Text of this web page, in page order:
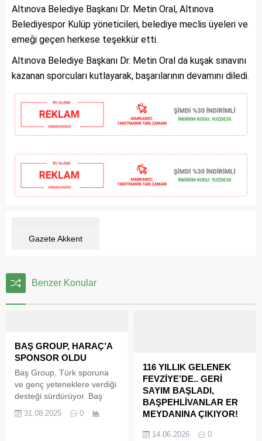
Altınova Belediye Başkanı Dr. Metin Oral, Altınova
Belediyespor Kulüp yöneticileri, belediye meclis üyeleri ve
emeği geçen herkese teşekkür etti.
Altınova Belediye Başkanı Dr. Metin Oral da kuşak sınavını
kazanan sporcuları kutlayarak, başarılarının devamını diledi.
Gazete Akkent
Benzer Konular
BAŞ GROUP, HARAÇ’A
SPONSOR OLDU
Baş Group, Türk sporuna
ve genç yeteneklere verdiği
desteği sürdürüyor. Baş
ülkemizi uluslararası
31.08.2025 0
116 YILLIK GELENEK
FEVZİYE’DE.. GERİ
SAYIM BAŞLADI,
BAŞPEHLİVANLAR ER
MEYDANINA ÇIKIYOR!
14.06.2026 0